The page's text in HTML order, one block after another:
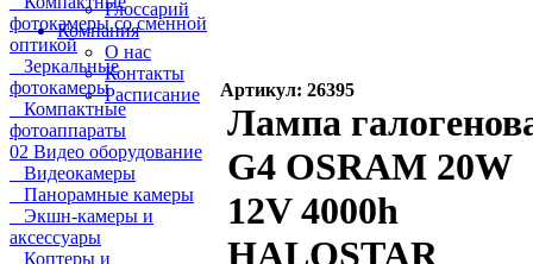
Глоссарий
Компания
О нас
Контакты
Расписание
фотокамеры со сменной
оптикой
Зеркальные
фотокамеры
Компактные
фотоаппараты
02 Видео оборудование
Видеокамеры
Панорамные камеры
Экшн-камеры и
аксессуары
Коптеры и
Артикул: 26395
Лампа
G4 OSRAM 20W
12V 4000h
HALOSTAR